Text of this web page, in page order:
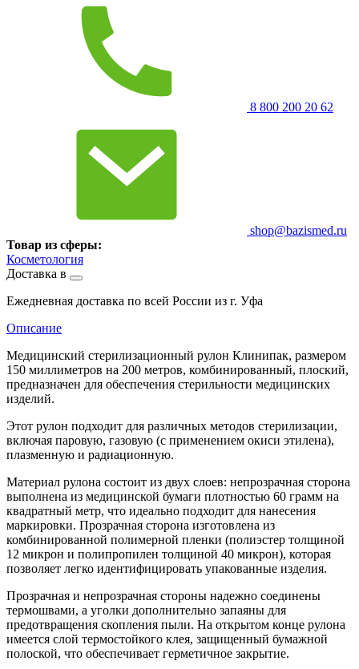
8 800 200 20 62
shop@bazismed.ru
Товар из сферы:
Косметология
Доставка в
Ежедневная доставка по всей России из г. Уфа
Описание
Медицинский стерилизационный рулон Клинипак, размером
150 миллиметров на 200 метров, комбинированный, плоский,
предназначен для обеспечения стерильности медицинских
изделий.
Этот рулон подходит для различных методов стерилизации,
включая паровую, газовую (с применением окиси этилена),
плазменную и радиационную.
Материал рулона состоит из двух слоев: непрозрачная сторона
выполнена из медицинской бумаги плотностью 60 грамм на
квадратный метр, что идеально подходит для нанесения
маркировки. Прозрачная сторона изготовлена из
комбинированной полимерной пленки (полиэстер толщиной
12 микрон и полипропилен толщиной 40 микрон), которая
позволяет легко идентифицировать упакованные изделия.
Прозрачная и непрозрачная стороны надежно соединены
термошвами, а уголки дополнительно запаяны для
предотвращения скопления пыли. На открытом конце рулона
имеется слой термостойкого клея, защищенный бумажной
полоской, что обеспечивает герметичное закрытие.